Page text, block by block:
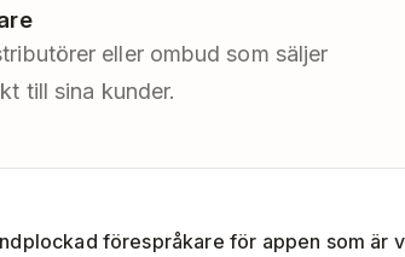
eller ombud som säljer
till sina kunder.
förespråkare för appen som är